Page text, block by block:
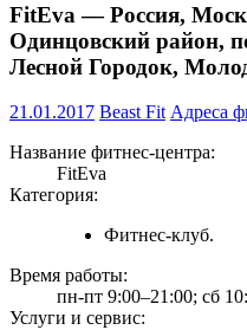
FitEva — Россия,
Одинцовский район,
Лесной Городок,
21.01.2017 Beast Fit Адреса
Название фитнес-центра:
FitEva
Категория:
Фитнес-клуб.
Время работы:
пн-пт 9:00–21:00; сб
Услуги и сервис: